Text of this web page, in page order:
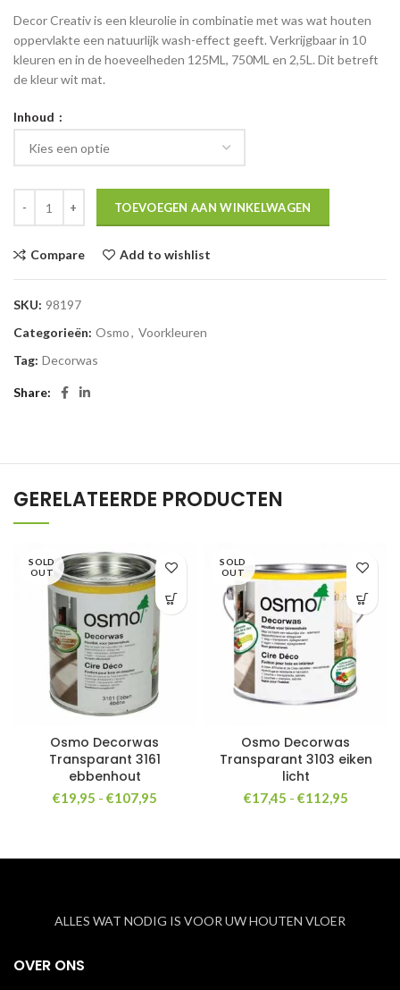
tot
€134,95
Decor Creativ is een kleurolie in combinatie met was wat houten
oppervlakte een natuurlijk wash-effect geeft. Verkrijgbaar in 10
kleuren en in de hoeveelheden 125ML, 750ML en 2,5L. Dit betreft
de kleur wit mat.
Inhoud
TOEVOEGEN AAN WINKELWAGEN
Compare Add to wishlist
SKU: 98197
Categorieën: Osmo, Voorkleuren
Tag: Decorwas
Share
GERELATEERDE PRODUCTEN
SOLD
OUT
Osmo Decorwas
Transparant 3161
ebbenhout
€19,95 - €107,95Prijsklasse:
SOLD
OUT
Osmo Decorwas
Transparant 3103 eiken
licht
€17,45 - €112,95
ALLES WAT NODIG IS VOOR UW HOUTEN VLOER
OVER ONS